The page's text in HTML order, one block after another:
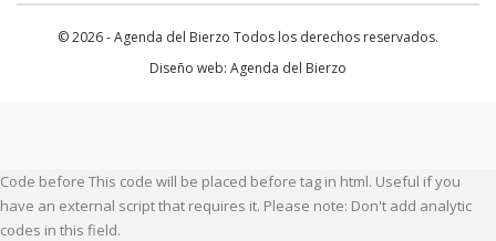
© 2026 - Agenda del Bierzo Todos los derechos reservados.
Diseño web: Agenda del Bierzo
Code before This code will be placed before tag in html. Useful if you
have an external script that requires it. Please note: Don't add analytic
codes in this field.